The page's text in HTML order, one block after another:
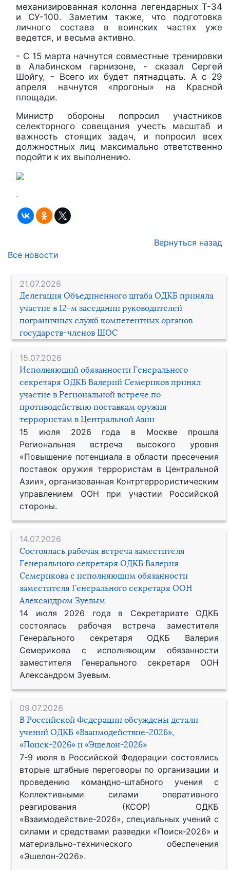
21.07.2026
Делегация Объединенного штаба ОДКБ приняла
участие в 12-м заседании руководителей
пограничных служб компетентных органов
государств-членов ШОС
15.07.2026
Исполняющий обязанности Генерального
секретаря ОДКБ Валерий Семериков принял
участие в Региональной встрече по
противодействию поставкам оружия
террористам в Центральной Азии
15 июля 2026 года в Москве прошла
Региональная встреча высокого уровня
«Повышение потенциала в области пресечения
поставок оружия террористам в Центральной
Азии», организованная Контртеррористическим
управлением ООН при участии Российской
стороны.
14.07.2026
Состоялась рабочая встреча заместителя
Генерального секретаря ОДКБ Валерия
Семерикова с исполняющим обязанности
заместителя Генерального секретаря ООН
Александром Зуевым
14 июля 2026 года в Секретариате ОДКБ
состоялась рабочая встреча заместителя
Генерального секретаря ОДКБ Валерия
Семерикова с исполняющим обязанности
заместителя Генерального секретаря ООН
Александром Зуевым.
09.07.2026
В Российской Федерации обсуждены детали
учений ОДКБ «Взаимодействие-2026»,
«Поиск-2026» и «Эшелон-2026»
7-9 июля в Российской Федерации состоялись
вторые штабные переговоры по организации и
проведению командно-штабного учения с
Коллективными силами оперативного
реагирования (КСОР) ОДКБ
«Взаимодействие-2026», специальных учений с
силами и средствами разведки «Поиск-2026» и
материально-технического обеспечения
«Эшелон-2026».
механизированная колонна легендарных Т-34
и СУ-100. Заметим также, что подготовка
личного состава в воинских частях уже
ведется, и весьма активно.
- С 15 марта начнутся совместные тренировки
в Алабинском гарнизоне, - сказал Сергей
Шойгу, - Всего их будет пятнадцать. А с 29
апреля начнутся «прогоны» на Красной
площади.
Министр обороны попросил участников
селекторного совещания учесть масштаб и
важность стоящих задач, и попросил всех
должностных лиц максимально ответственно
подойти к их выполнению.
.
Вернуться назад
Все новости